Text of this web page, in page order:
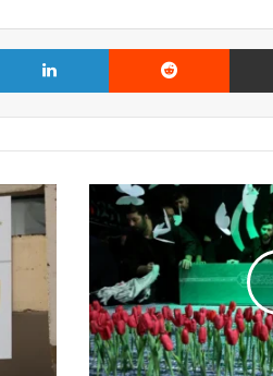
LinkedIn Reddit